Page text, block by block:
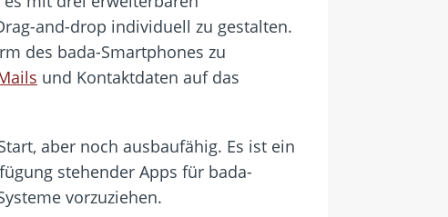
and-drop individuell zu gestalten.
des bada-Smartphones zu
und Kontaktdaten auf das
aber noch ausbaufähig. Es ist ein
stehender Apps für bada-
vorzuziehen.